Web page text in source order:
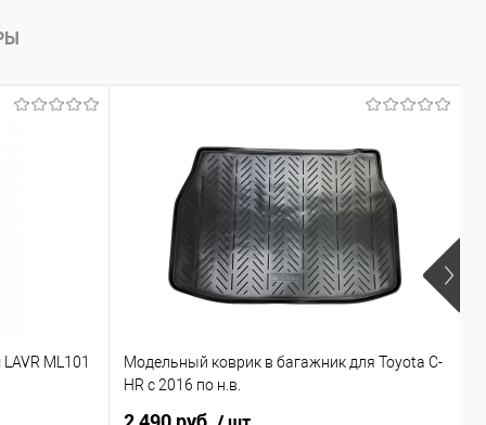
ML101
Модельный коврик в багажник для Toyota C-
HR с 2016 по н.в.